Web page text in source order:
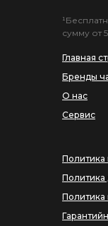
Главная
Бренды
О нас
Сервис
сумму от
Политика
Политика
Политика